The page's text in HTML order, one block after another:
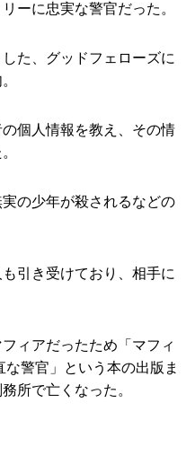
ーに忠実な警官だった。
た、グッドフェローズに
個人情報を教え、その情
の少年が殺されるなどの
引き受けており、相手に
ィアだったため「マフィ
警官」という本の出版ま
所で亡くなった。